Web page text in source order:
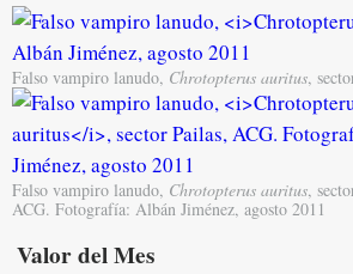
Falso vampiro lanudo, Chrotopterus auritus,
Falso vampiro lanudo, Chrotopterus auritus,
ACG. Fotografía: Albán Jiménez, agosto 2011
Valor del Mes